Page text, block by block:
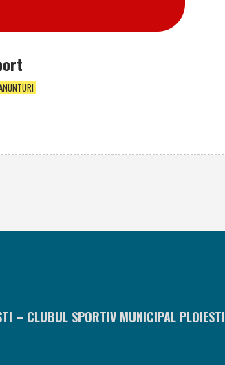
– CLUBUL SPORTIV MUNICIPAL PLOIESTI